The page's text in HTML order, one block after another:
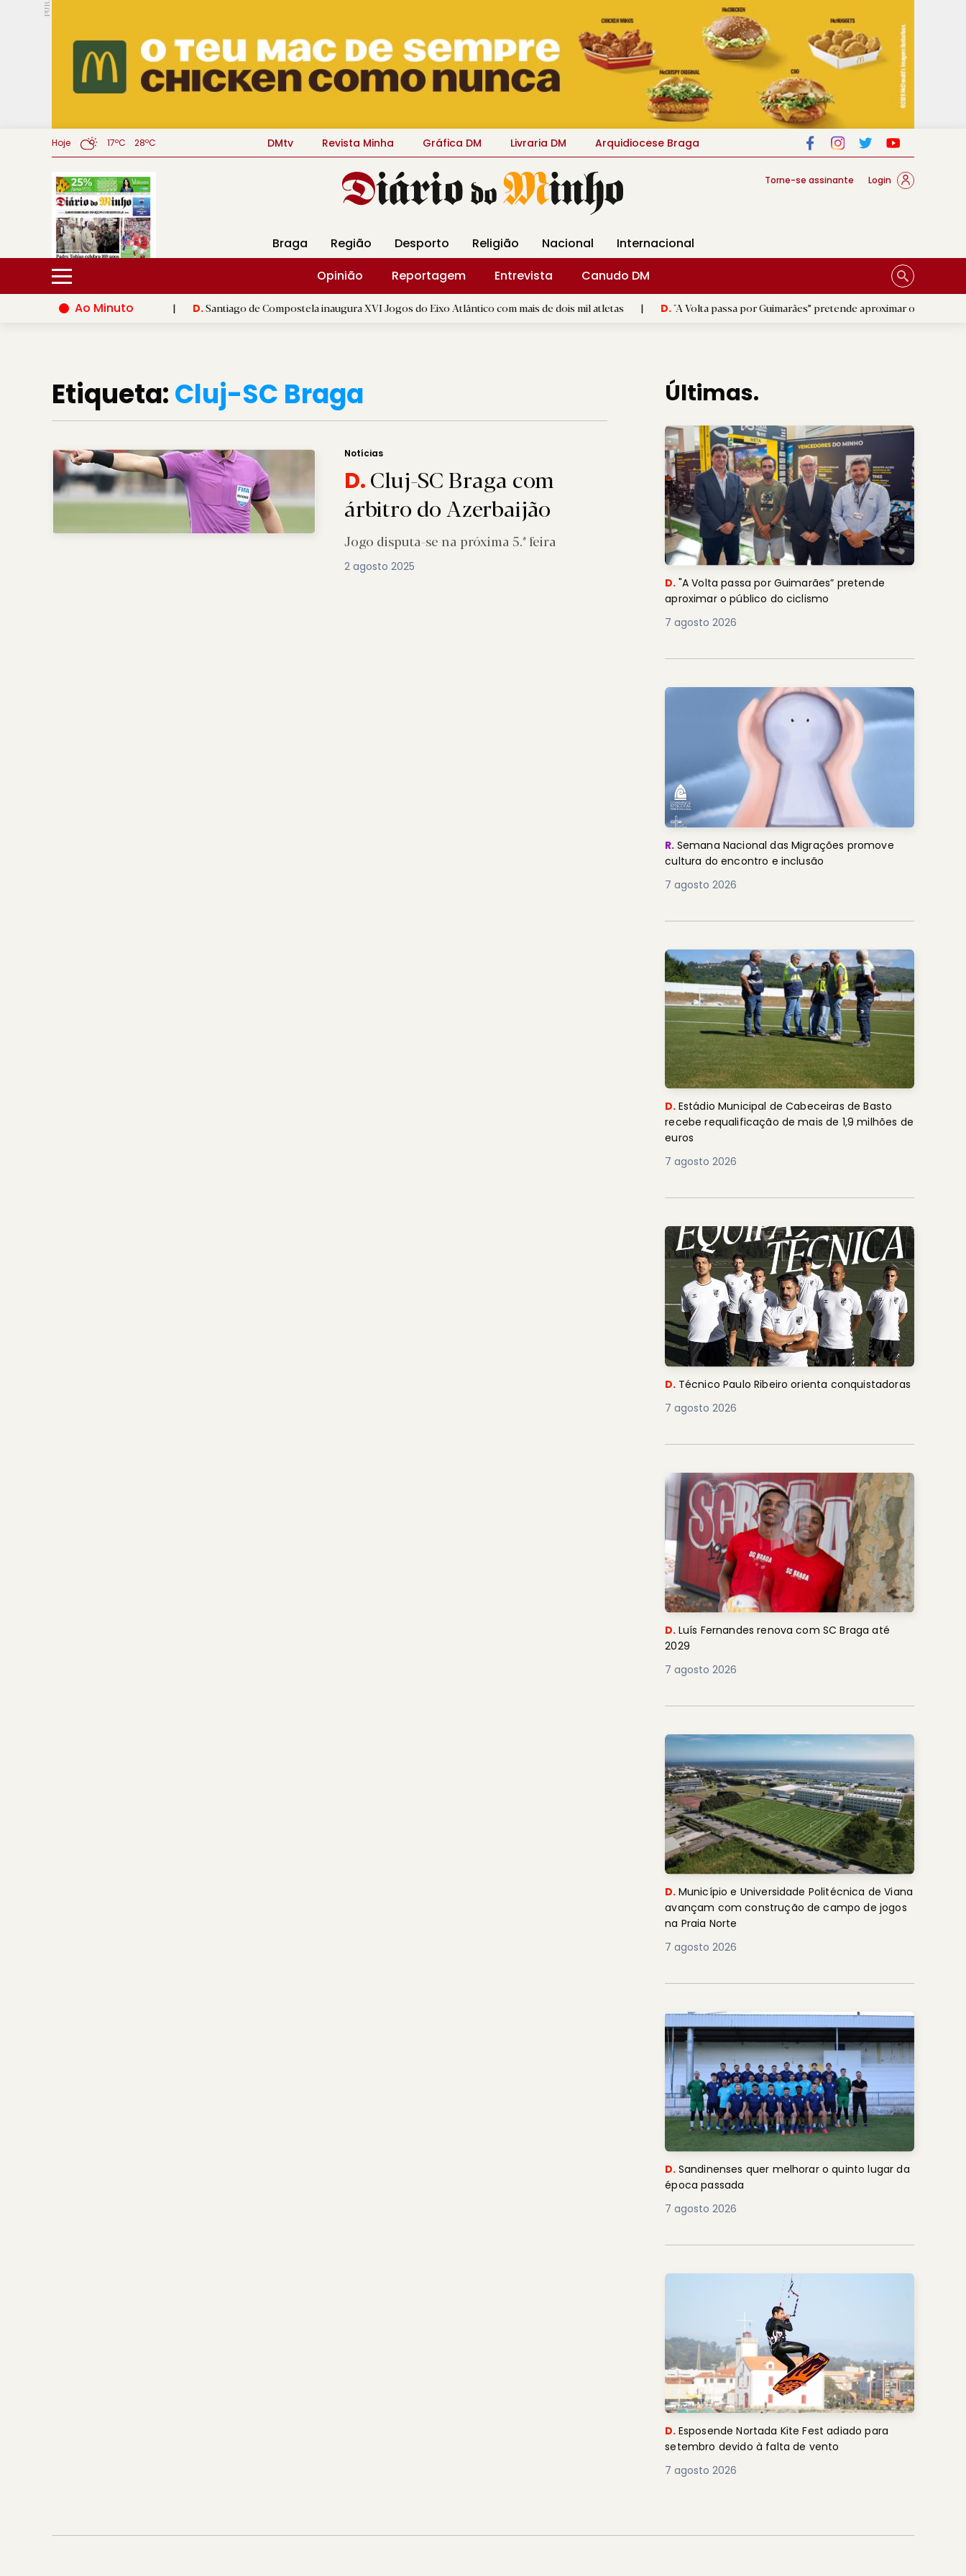
PUB.
Hoje 17ºC 28ºC DMtv Revista Minha Gráfica DM Livraria DM Arquidiocese Braga
Torne-se assinante Login
Braga Região Desporto Religião Nacional
Internacional
Opinião
Reportagem Entrevista
Canudo DM
Ao Minuto
mundo da moda | D. Santiago de Compostela inaugura XVI Jogos do Eixo Atlântico com mais de dois mil atletas | D."A Volta passa por Guimarães” pretende aproximar o público do ciclismo
Etiqueta:Cluj-SC Braga
Notícias
D.Cluj-SC Braga com
árbitro do Azerbaijão
Jogo disputa-se na próxima 5.ª feira
2 agosto 2025
Últimas.
D. "A Volta passa por Guimarães” pretende
aproximar o público do ciclismo
7 agosto 2026
R. Semana Nacional das Migrações promove
cultura do encontro e inclusão
7 agosto 2026
D. Estádio Municipal de Cabeceiras de Basto
recebe requalificação de mais de 1,9 milhões de
euros
7 agosto 2026
D. Técnico Paulo Ribeiro orienta conquistadoras
7 agosto 2026
D. Luís Fernandes renova com SC Braga até
2029
7 agosto 2026
D. Município e Universidade Politécnica de Viana
avançam com construção de campo de jogos
na Praia Norte
7 agosto 2026
D. Sandinenses quer melhorar o quinto lugar da
época passada
7 agosto 2026
D. Esposende Nortada Kite Fest adiado para
setembro devido à falta de vento
7 agosto 2026